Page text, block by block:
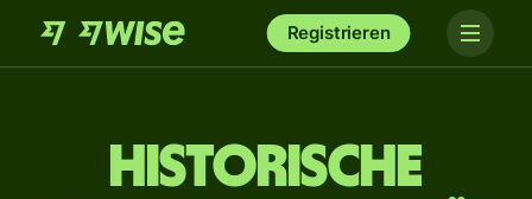
Registrieren
Historische